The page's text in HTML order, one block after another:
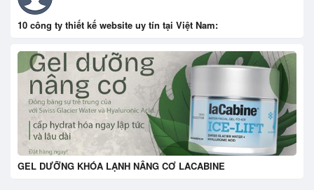
10 công ty thiết kế website uy tín tại Việt Nam:
GEL DƯỠNG KHÓA LẠNH NÂNG CƠ LACABINE